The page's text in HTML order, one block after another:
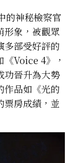
的神秘檢察官
形象，被觀眾
多部受好評的
Voice 4》，
功晉升為大勢
作品如《光的
票房成績，並